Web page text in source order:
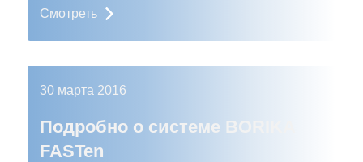
Смотреть
30 марта 2016
Подробно о системе BORIKA
FASTen